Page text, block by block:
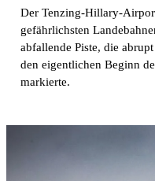
Der Tenzing-Hillary-
gefährlichsten
abfallende Piste, die
den eigentlichen Beginn
markierte.